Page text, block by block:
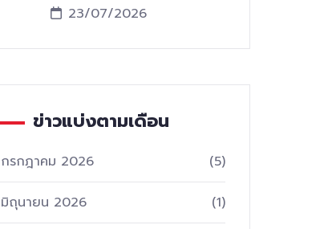
23/07/2026
ข่าวแบ่งตามเดือน
กรกฎาคม 2026 (5)
มิถุนายน 2026 (1)